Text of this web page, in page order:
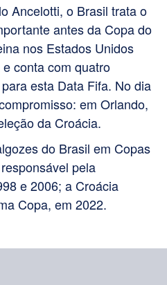
Ancelotti, o Brasil trata o
antes da Copa do
nos Estados Unidos
conta com quatro
esta Data Fifa. No dia
em Orlando,
da Croácia.
do Brasil em Copas
pela
e 2006; a Croácia
Copa, em 2022.